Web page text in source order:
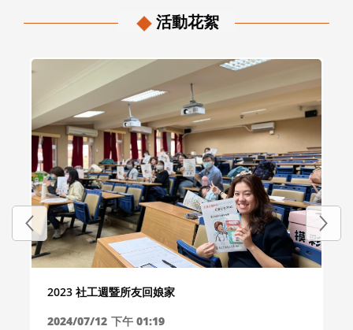
活動花絮
2023 社工週暨所友回娘家
2024/07/12 下午 01:19